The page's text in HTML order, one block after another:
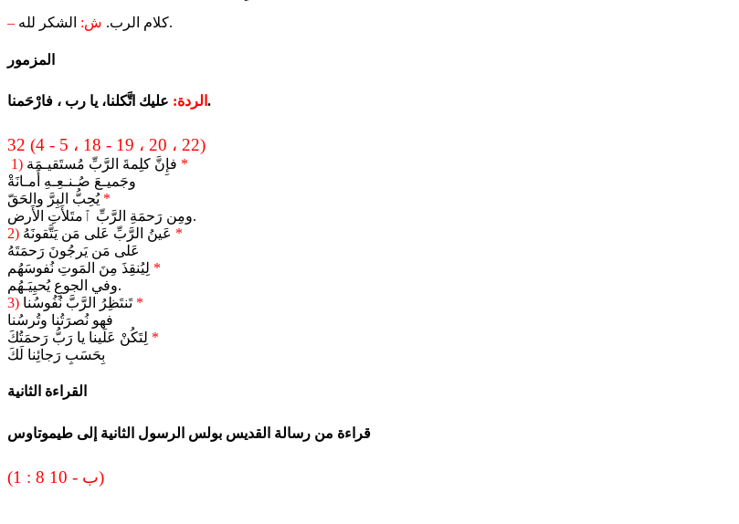
– كلام الرب. ش: الشكر لله.
المزمور
الردة: عليك اتَّكلنا، يا رب ، فارْحَمنا.
32 (4 - 5 ، 18 - 19 ، 20 ، 22)
1)
*
وجَميـعَ صُـنـعِـهِ أَمـانَةْ
يُحِبُّ البِرَّ والحَقّ *
ومِن رَحمَةِ الرَّبِّ ٱمتَلأَتِ الأَرض.
2)
*
عَلى مَن يَرجُونَ رَحمَتَهُ
*
وفي الجوعِ يُحيِيَـهُم.
3)
تَنتَظِرُ الرَّبَّ نُفُوسُنا *
فهو نُصرَتُنا وتُرسُنا
*
بِحَسَبِ رَجائِنا لَكَ
القراءة الثانية
قراءة من رسالة القديس بولس الرسول الثانية إلى طيموتاوس
(1 : 8 ب - 10)